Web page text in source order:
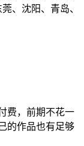
、沈阳、青岛、
费，前期不花一
的作品也有足够